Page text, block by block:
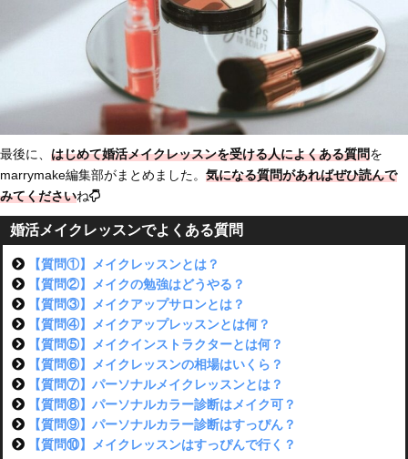
最後に、 はじめて婚活メイクレッスンを受ける人によくある質問を
marrymake編集部がまとめました。 気になる質問があればぜひ読んで
みてくださいね
婚活メイクレッスンでよくある質問
【質問①】メイクレッスンとは？
【質問②】メイクの勉強はどうやる？
【質問③】メイクアップサロンとは？
【質問④】メイクアップレッスンとは何？
【質問⑤】メイクインストラクターとは何？
【質問⑥】メイクレッスンの相場はいくら？
【質問⑦】パーソナルメイクレッスンとは？
【質問⑧】パーソナルカラー診断はメイク可？
【質問⑨】パーソナルカラー診断はすっぴん？
【質問⑩】メイクレッスンはすっぴんで行く？